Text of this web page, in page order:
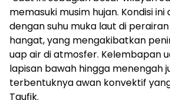
memasuki musim hujan. Kondisi
dengan suhu muka laut di
hangat, yang mengakibatkan
uap air di atmosfer. Kelembapan
lapisan bawah hingga menengah
terbentuknya awan konvektif
Taufik.